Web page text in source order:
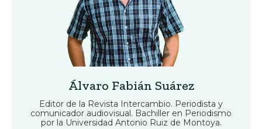
Álvaro Fabián Suárez
Editor de la Revista Intercambio. Periodista y
comunicador audiovisual. Bachiller en Periodismo
por la Universidad Antonio Ruiz de Montoya.